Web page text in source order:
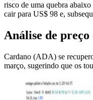
risco de uma quebra
cair para US$ 98 e,
Análise de
Cardano (ADA) se
março, sugerindo que os